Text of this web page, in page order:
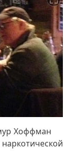
Хоффман